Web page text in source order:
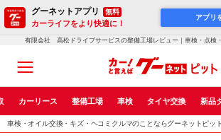
グーネットアプリ 無料
カーライフをより快適に！
アプリ
有限会社 高松ドライブサービスの整備工場レビュー｜車検・点検
カーリース 整備工場 車検 タイヤ交換 新品
車検・オイル交換・キズ・ヘコミクルマのことならグーネットピット